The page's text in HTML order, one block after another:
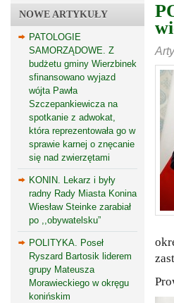
NOWE ARTYKUŁY
PATOLOGIE
SAMORZĄDOWE. Z
budżetu gminy Wierzbinek
sfinansowano wyjazd
wójta Pawła
Szczepankiewicza na
spotkanie z adwokat,
która reprezentowała go w
sprawie karnej o znęcanie
się nad zwierzętami
KONIN. Lekarz i były
radny Rady Miasta Konina
Wiesław Steinke zarabiał
po ,,obywatelsku”
POLITYKA. Poseł
Ryszard Bartosik liderem
grupy Mateusza
Morawieckiego w okręgu
konińskim